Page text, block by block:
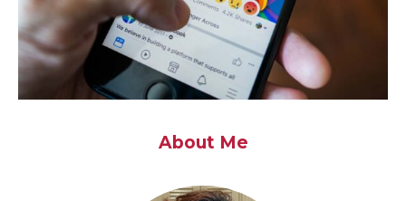
About Me